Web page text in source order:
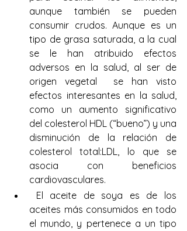
aunque también se pueden
consumir crudos. Aunque es un
tipo de grasa saturada, a la cual
se le han atribuido efectos
adversos en la salud, al ser de
origen vegetal  se han visto
efectos interesantes en la salud,
como un aumento significativo
del colesterol HDL (“bueno”) y una
disminución de la relación de
colesterol total:LDL, lo que se
asocia con beneficios
cardiovasculares.
aceites más consumidos en todo
el mundo, y pertenece a un tipo